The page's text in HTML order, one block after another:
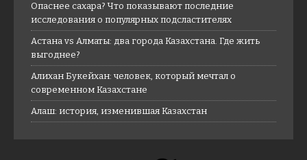
Опаснее сахара? Что показывают последние
исследования о популярных подсластителях
Астана vs Алматы: два города Казахстана. Где жить
выгоднее?
Алихан Букейхан: человек, который мечтал о
современном Казахстане
Алаш: история, изменившая Казахстан